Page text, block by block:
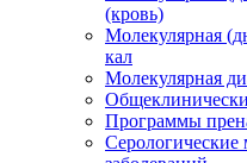
(кровь)
Молекулярная
кал
Молекулярная
Программы